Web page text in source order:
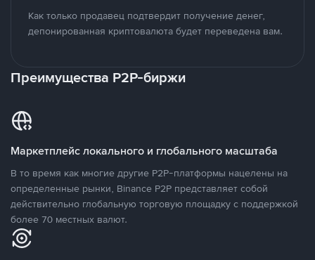
Как только продавец подтвердит получение денег,
депонированная криптовалюта будет переведена вам.
Преимущества P2P-биржи
Маркетплейс локального и глобального масштаба
В то время как многие другие P2P-платформы нацелены на
определенные рынки, Binance P2P представляет собой
действительно глобальную торговую площадку с поддержкой
более 70 местных валют.